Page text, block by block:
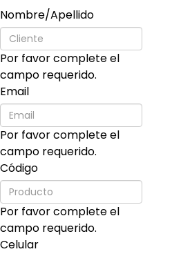
Nombre/Apellido
Por favor complete el
campo requerido.
Email
Por favor complete el
campo requerido.
Código
Por favor complete el
campo requerido.
Celular